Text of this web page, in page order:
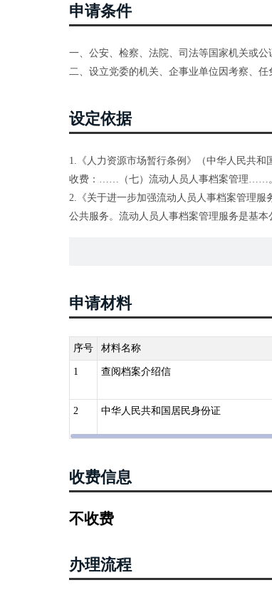
申请条件
一、公安、检察、法院、司法等国家机关或
二、设立党委的机关、企事业单位因考察、
设定依据
1.《人力资源市场暂行条例》（中华人民共
收费：……（七）流动人员人事档案管理……
2.《关于进一步加强流动人员人事档案管理服
公共服务。流动人员人事档案管理服务是基
申请材料
序号 材料名称
1 查阅档案介绍信
2 中华人民共和国居民身份证
收费信息
不收费
办理流程